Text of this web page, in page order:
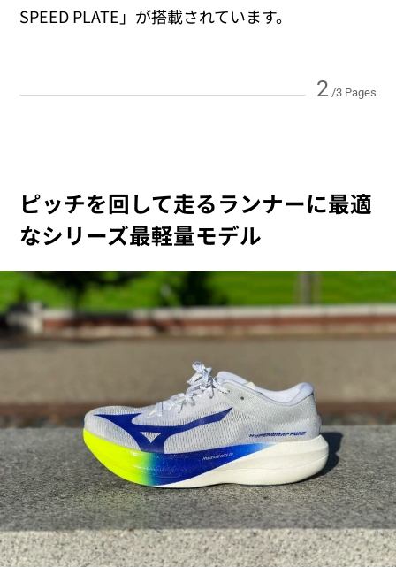
SPEED PLATE」が搭載されています。
2 /3 Pages
ピッチを回して走るランナーに最適
なシリーズ最軽量モデル